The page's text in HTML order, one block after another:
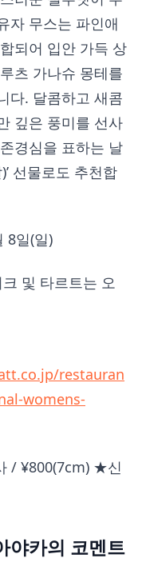
자 무스는 파인애
되어 입안 가득 상
츠 가나슈 몽테를
다. 달콤하고 새콤
깊은 풍미를 선사
경심을 표하는 날
선물로도 추천합
8일(일)
및 타르트는 오
restauran
womens-
/ ¥800(7cm) ★신
야카의 코멘트